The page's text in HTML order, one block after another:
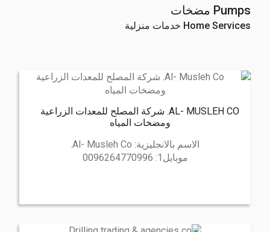
Pumps مضخات
Home Services خدمات منزلية
AL- MUSLEH CO. شركة المصلح للمعدات الزراعية
ومضخات المياه
الاسم بالانجليزية: Al- Musleh Co.
موبايل1:
0096264770996